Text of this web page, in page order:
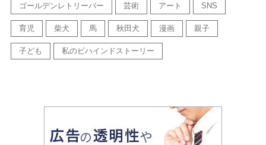
ゴールデンレトリーバー 芸術 アート SNS
育児 柴犬 馬 秋田犬 漫画 親子
子ども 私のビハインドストーリー